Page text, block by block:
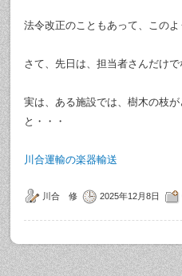
法令改正のこともあって、このよ
さて、先日は、担当者さんだけ
実は、ある施設では、樹木の枝
と・・・
川合運輸の楽器輸送
川合 修 2025年12月8日